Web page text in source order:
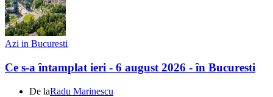
Azi in Bucuresti
Ce s-a întamplat ieri - 6 august 2026 - în Bucuresti
De laRadu Marinescu